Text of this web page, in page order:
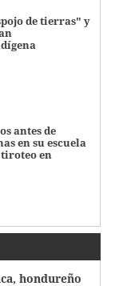
de tierras" y
antes de
en su escuela
en
hondureño